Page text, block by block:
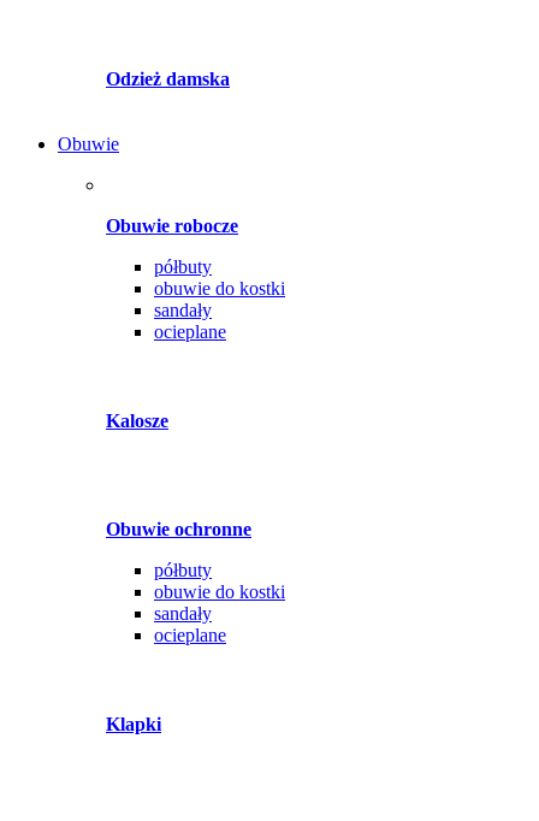
Odzież damska
Obuwie
Obuwie robocze
półbuty
obuwie do kostki
sandały
ocieplane
Kalosze
Obuwie ochronne
półbuty
obuwie do kostki
sandały
ocieplane
Klapki